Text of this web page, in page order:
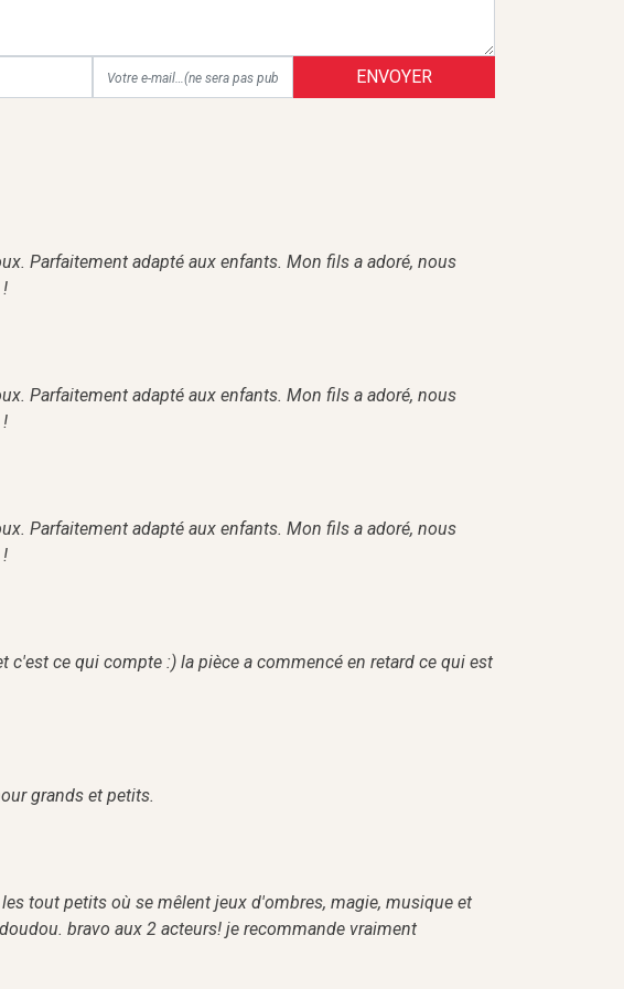
ENVOYER
Parfaitement adapté aux enfants. Mon fils a adoré, nous
Parfaitement adapté aux enfants. Mon fils a adoré, nous
Parfaitement adapté aux enfants. Mon fils a adoré, nous
c'est ce qui compte :) la pièce a commencé en retard ce qui est
grands et petits.
tout petits où se mêlent jeux d'ombres, magie, musique et
bravo aux 2 acteurs! je recommande vraiment